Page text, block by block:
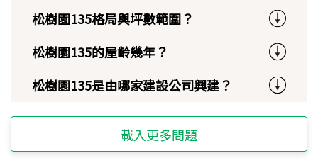
松樹園135格局與坪數範圍？
松樹園135的屋齡幾年？
松樹園135是由哪家建設公司興建？
載入更多問題